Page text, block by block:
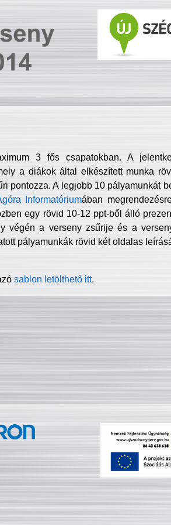
3 fős csapatokban. A
a diákok által elkészített munka
pontozza. A legjobb 10 pályamunkát
Informatóriumában
egy rövid 10-12 ppt-ből álló
végén a verseny zsűrije és a
pályamunkák rövid két oldalas
sablon letölthető itt.